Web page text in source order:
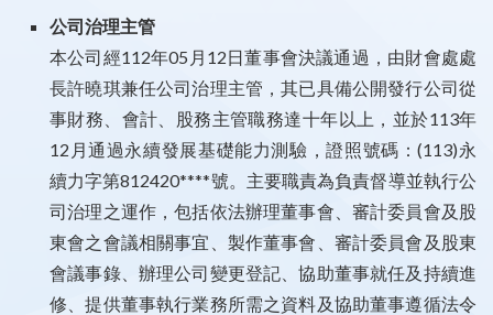
公司治理主管
本公司經112年05月12日董事會決議通過，由財會處處
長許曉琪兼任公司治理主管，其已具備公開發行公司從
事財務、會計、股務主管職務達十年以上，並於113年
12月通過永續發展基礎能力測驗，證照號碼：(113)永
續力字第812420****號。主要職責為負責督導並執行公
司治理之運作，包括依法辦理董事會、審計委員會及股
東會之會議相關事宜、製作董事會、審計委員會及股東
會議事錄、辦理公司變更登記、協助董事就任及持續進
修、提供董事執行業務所需之資料及協助董事遵循法令